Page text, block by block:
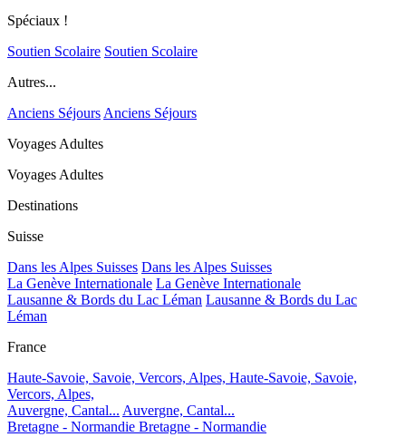
Spéciaux !
Soutien Scolaire Soutien Scolaire
Autres...
Anciens Séjours Anciens Séjours
Voyages Adultes
Voyages Adultes
Destinations
Suisse
Dans les Alpes Suisses Dans les Alpes Suisses
La Genève Internationale La Genève Internationale
Lausanne & Bords du Lac Léman Lausanne & Bords du Lac
Léman
France
Haute-Savoie, Savoie, Vercors, Alpes, Haute-Savoie, Savoie,
Vercors, Alpes,
Auvergne, Cantal... Auvergne, Cantal...
Bretagne - Normandie Bretagne - Normandie